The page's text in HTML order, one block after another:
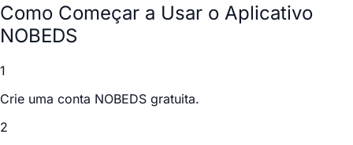
Como Começar a Usar o Aplicativo
NOBEDS
1
Crie uma conta NOBEDS gratuita.
2